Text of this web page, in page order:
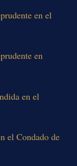
en el
en
en el
el Condado de